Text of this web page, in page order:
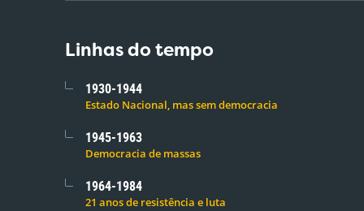
Linhas do tempo
1930-1944
Estado Nacional, mas sem democracia
1945-1963
Democracia de massas
1964-1984
21 anos de resistência e luta